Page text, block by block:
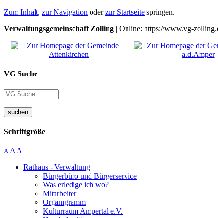
Zum Inhalt, zur Navigation oderzur Startseite springen.
Verwaltungsgemeinschaft Zolling | Online: https://www.vg-
VG Suche
suchen
Schriftgröße
A A A
Rathaus - Verwaltung
Bürgerbüro und Bürgerservice
Was erledige ich wo?
Mitarbeiter
Organigramm
Kulturraum Ampertal e.V.